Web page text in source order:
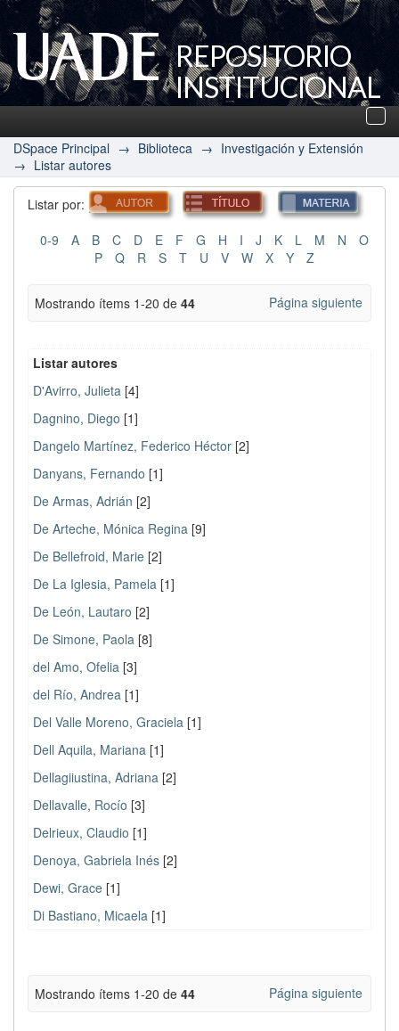
REPOSITORIO
INSTITUCIONAL
UADE
DSpace Principal → Biblioteca → Investigación y Extensión
→ Listar autores
Listar por:
0-9 A B C D E F G H I J K L M N
O
P
Q R S T U V W X Y Z
Mostrando ítems 1-20 de 44 Página siguiente
Listar autores
D'Avirro, Julieta [4]
Dagnino, Diego [1]
Dangelo Martínez, Federico Héctor [2]
Danyans, Fernando [1]
De Armas, Adrián [2]
De Arteche, Mónica Regina [9]
De Bellefroid, Marie [2]
De La Iglesia, Pamela [1]
De León, Lautaro [2]
De Simone, Paola [8]
del Amo, Ofelia [3]
del Río, Andrea [1]
Del Valle Moreno, Graciela [1]
Dell Aquila, Mariana [1]
Dellagiiustina, Adriana [2]
Dellavalle, Rocío [3]
Delrieux, Claudio [1]
Denoya, Gabriela Inés [2]
Dewi, Grace [1]
Di Bastiano, Micaela [1]
Mostrando ítems 1-20 de 44 Página siguiente